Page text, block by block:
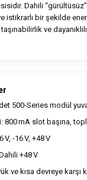
Dahili
istikrarlı bir şekilde
ve
500‑Series modül
800 mA slot başına,
V, -16 V, +48 V
+48 V
ve kısa devreye karşı